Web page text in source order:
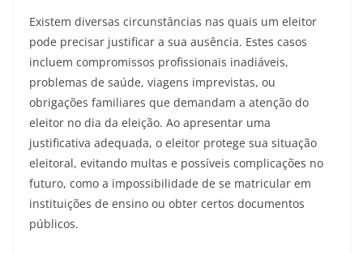
Existem diversas circunstâncias nas quais um eleitor
pode precisar justificar a sua ausência. Estes casos
incluem compromissos profissionais inadiáveis,
problemas de saúde, viagens imprevistas, ou
obrigações familiares que demandam a atenção do
eleitor no dia da eleição. Ao apresentar uma
justificativa adequada, o eleitor protege sua situação
eleitoral, evitando multas e possíveis complicações no
futuro, como a impossibilidade de se matricular em
instituições de ensino ou obter certos documentos
públicos.